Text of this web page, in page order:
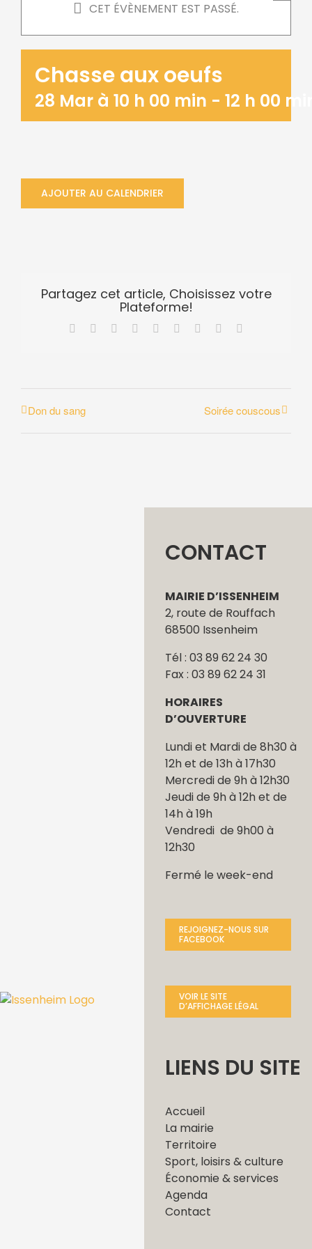
CET ÉVÈNEMENT EST PASSÉ.
Chasse aux oeufs
28 Mar à 10 h 00 min - 12 h 00
AJOUTER AU CALENDRIER
Partagez cet article, Choisissez votre
Plateforme!
Facebook Reddit LinkedInWhatsApp
TumblrPinterest
Don du sang Soirée couscous
CONTACT
MAIRIE D’ISSENHEIM
2, route de Rouffach
68500 Issenheim
Tél : 03 89 62 24 30
Fax : 03 89 62 24 31
HORAIRES
D’OUVERTURE
Lundi et Mardi de 8h30 à
12h et de 13h à 17h30
Mercredi de 9h à 12h30
Jeudi de 9h à 12h et de
14h à 19h
Vendredi de 9h00 à
12h30
Fermé le week-end
REJOIGNEZ-NOUS SUR
FACEBOOK
VOIR LE SITE
D’AFFICHAGE LÉGAL
LIENS DU SITE
Accueil
La mairie
Territoire
Sport, loisirs & culture
Économie & services
Agenda
Contact